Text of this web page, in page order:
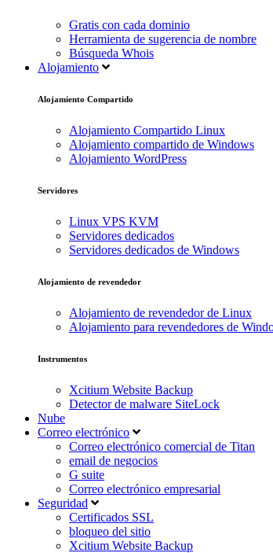
Gratis con cada dominio
Herramienta de sugerencia de nombre
Búsqueda Whois
Alojamiento
Alojamiento Compartido
Alojamiento Compartido Linux
Alojamiento compartido de Windows
Alojamiento WordPress
Servidores
Linux VPS KVM
Servidores dedicados
Servidores dedicados de Windows
Alojamiento de revendedor
Alojamiento de revendedor de Linux
Alojamiento para revendedores de
Instrumentos
Xcitium Website Backup
Detector de malware SiteLock
Nube
Correo electrónico
Correo electrónico comercial de Titan
email de negocios
G suite
Correo electrónico empresarial
Seguridad
Certificados SSL
bloqueo del sitio
Xcitium Website Backup